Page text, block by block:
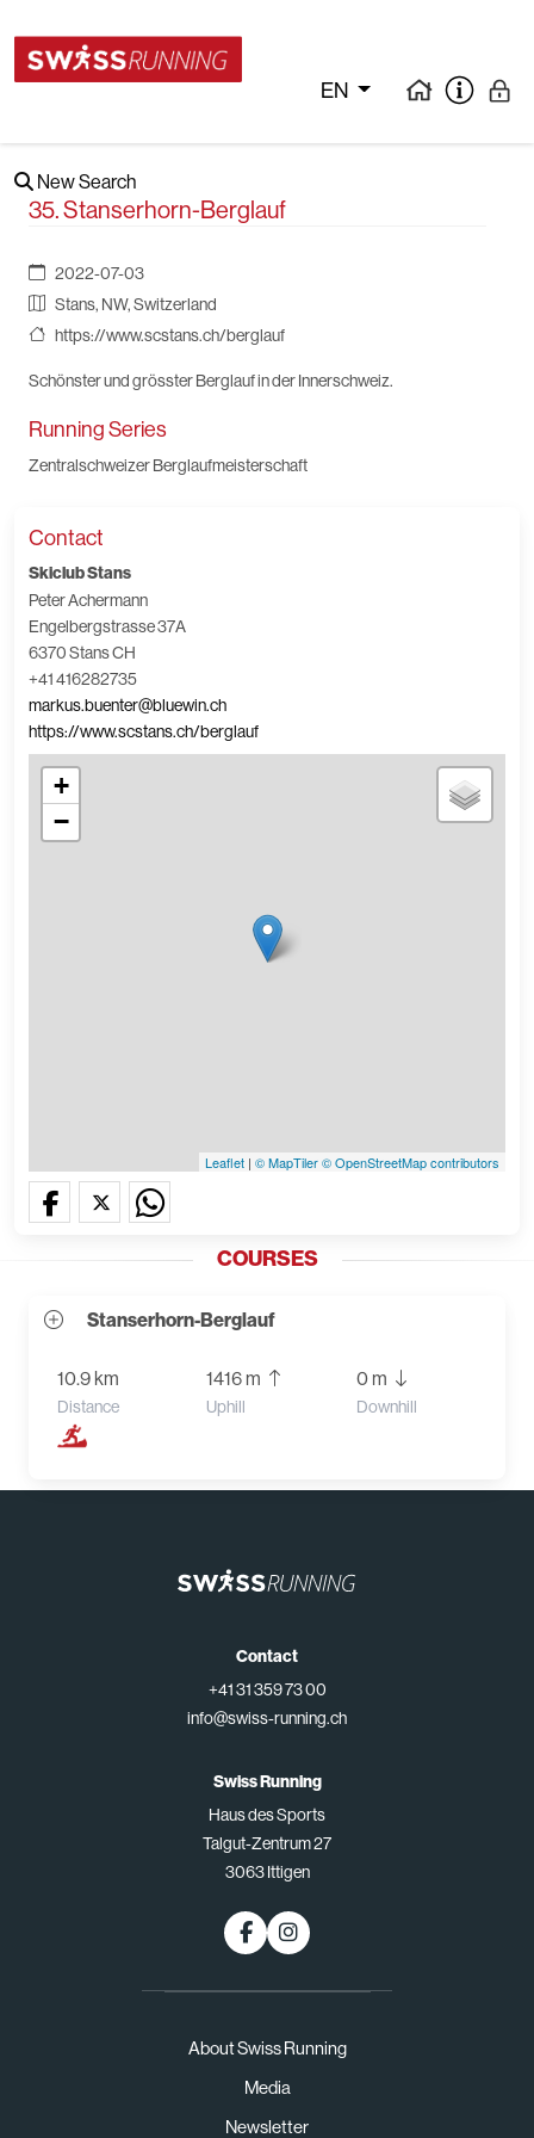
EN
New Search
35. Stanserhorn-Berglauf
2022-07-03
Stans, NW, Switzerland
https://www.scstans.ch/berglauf
Schönster und grösster Berglauf in der Innerschweiz.
Running Series
Zentralschweizer Berglaufmeisterschaft
Contact
Skiclub Stans
Peter Achermann
Engelbergstrasse 37A
6370 Stans CH
+41 416282735
markus.buenter@bluewin.ch
https://www.scstans.ch/berglauf
+
−
Leaflet | © MapTiler© OpenStreetMap contributors
COURSES
Stanserhorn-Berglauf
10.9 km
Distance
1416 m
Uphill
0 m
Downhill
About Swiss Running
Media
Newsletter
Contact
+41 31 359 73 00
info@swiss-running.ch
Swiss Running
Haus des Sports
Talgut-Zentrum 27
3063 Ittigen